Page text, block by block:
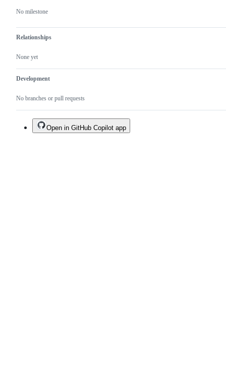
No milestone
Relationships
None yet
Development
No branches or pull requests
Open in GitHub Copilot app